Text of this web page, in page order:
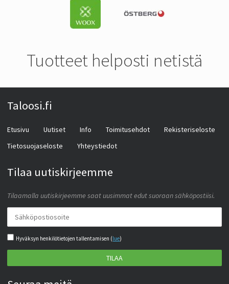
Tuotteet helposti netistä
Taloosi.fi
Etusivu Uutiset Info Toimitusehdot
Rekisteriseloste
Tietosuojaseloste
Yhteystiedot
Tilaa uutiskirjeemme
Tilaamalla uutiskirjeemme saat uusimmat edut suoraan sähköpostiisi.
Hyväksyn henkilötietojen tallentamisen (lue)
TILAA